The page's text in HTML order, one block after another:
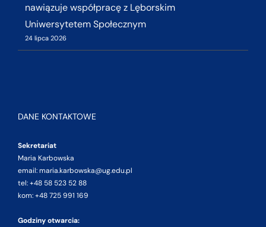
nawiązuje współpracę z Lęborskim
Uniwersytetem Społecznym
24 lipca 2026
DANE KONTAKTOWE
Sekretariat
Maria Karbowska
email: maria.karbowska@ug.edu.pl
tel: +48 58 523 52 88
kom: +48 725 991 169
Godziny otwarcia: